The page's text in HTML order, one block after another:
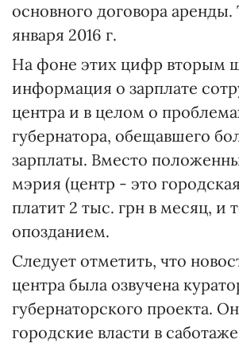
основного договора аренды.
января 2016 г.
На фоне этих цифр вторым
информация о зарплате
центра и в целом о
губернатора, обещавшего
зарплаты. Вместо
мэрия (центр - это
платит 2 тыс. грн в месяц, и
опозданием.
Следует отметить, что
центра была озвучена
губернаторского проекта.
городские власти в